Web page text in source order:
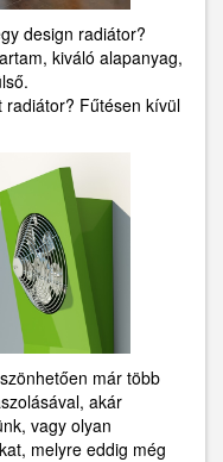
design radiátor?
kiváló alapanyag,
radiátor? Fűtésen kívül
már több
akár
vagy olyan
melyre eddig még